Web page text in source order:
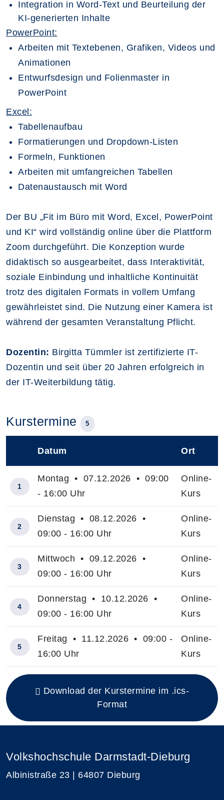
Integration in Word-Text und Beurteilung der
KI-generierten Inhalte
PowerPoint:
Arbeiten mit Textebenen, Grafiken, Videos und
Animationen
Entwurfsdesign und Folienmaster in
PowerPoint
Excel:
Tabellenaufbau
Formatierungen und Dropdown-Listen
Formeln, Funktionen
Arbeiten mit umfangreichen Tabellen
Datenaustausch mit Word
Der BU „Fit im Büro mit Word, Excel, PowerPoint
und KI“ wird vollständig online über die Plattform
Zoom durchgeführt. Die Konzeption wurde
didaktisch so ausgearbeitet, dass Interaktivität,
soziale Einbindung und inhaltliche Kontinuität
trotz des digitalen Formats in vollem Umfang
gewährleistet sind. Die Nutzung einer Kamera ist
während der gesamten Veranstaltung Pflicht.
Dozentin: Birgitta Tümmler ist zertifizierte IT-
Dozentin und seit über 20 Jahren erfolgreich in
der IT-Weiterbildung tätig.
Kurstermine 5
Insgesamt gibt es 5 Termine zum diesen Kurs
Datum Ort
1
Montag • 07.12.2026 • 09:00
- 16:00 Uhr
Online-
Kurs
2
Dienstag • 08.12.2026 •
09:00 - 16:00 Uhr
Online-
Kurs
3
Mittwoch • 09.12.2026 •
09:00 - 16:00 Uhr
Online-
Kurs
4
Donnerstag • 10.12.2026 •
09:00 - 16:00 Uhr
Online-
Kurs
5
Freitag • 11.12.2026 • 09:00 -
16:00 Uhr
Online-
Kurs
Download der Kurstermine im .ics-
Format
Volkshochschule Darmstadt-Dieburg
Albinistraße 23 | 64807 Dieburg